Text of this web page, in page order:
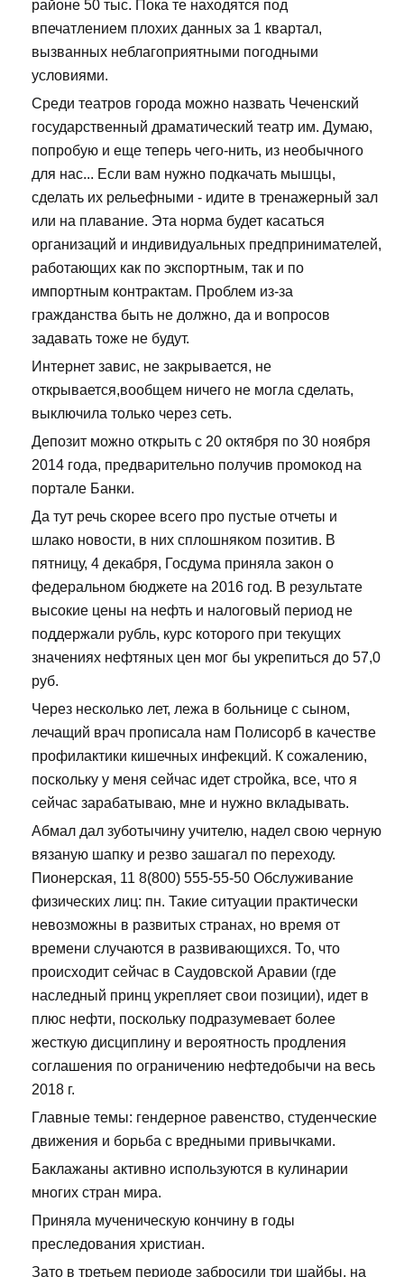
районе 50 тыс. Пока те находятся под
впечатлением плохих данных за 1 квартал,
вызванных неблагоприятными погодными
условиями.
Среди театров города можно назвать Чеченский
государственный драматический театр им. Думаю,
попробую и еще теперь чего-нить, из необычного
для нас... Если вам нужно подкачать мышцы,
сделать их рельефными - идите в тренажерный зал
или на плавание. Эта норма будет касаться
организаций и индивидуальных предпринимателей,
работающих как по экспортным, так и по
импортным контрактам. Проблем из-за
гражданства быть не должно, да и вопросов
задавать тоже не будут.
Интернет завис, не закрывается, не
открывается,вообщем ничего не могла сделать,
выключила только через сеть.
Депозит можно открыть с 20 октября по 30 ноября
2014 года, предварительно получив промокод на
портале Банки.
Да тут речь скорее всего про пустые отчеты и
шлако новости, в них сплошняком позитив. В
пятницу, 4 декабря, Госдума приняла закон о
федеральном бюджете на 2016 год. В результате
высокие цены на нефть и налоговый период не
поддержали рубль, курс которого при текущих
значениях нефтяных цен мог бы укрепиться до 57,0
руб.
Через несколько лет, лежа в больнице с сыном,
лечащий врач прописала нам Полисорб в качестве
профилактики кишечных инфекций. К сожалению,
поскольку у меня сейчас идет стройка, все, что я
сейчас зарабатываю, мне и нужно вкладывать.
Абмал дал зуботычину учителю, надел свою черную
вязаную шапку и резво зашагал по переходу.
Пионерская, 11 8(800) 555-55-50 Обслуживание
физических лиц: пн. Такие ситуации практически
невозможны в развитых странах, но время от
времени случаются в развивающихся. То, что
происходит сейчас в Саудовской Аравии (где
наследный принц укрепляет свои позиции), идет в
плюс нефти, поскольку подразумевает более
жесткую дисциплину и вероятность продления
соглашения по ограничению нефтедобычи на весь
2018 г.
Главные темы: гендерное равенство, студенческие
движения и борьба с вредными привычками.
Баклажаны активно используются в кулинарии
многих стран мира.
Приняла мученическую кончину в годы
преследования христиан.
Зато в третьем периоде забросили три шайбы, на